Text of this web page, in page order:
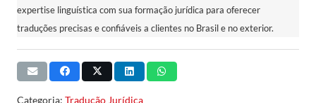
expertise linguística com sua formação jurídica para oferecer
traduções precisas e confiáveis a clientes no Brasil e no exterior.
Categoria: Tradução Jurídica